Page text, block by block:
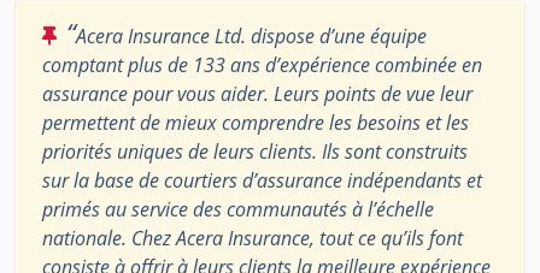
“Acera Insurance Ltd. dispose d’une équipe
comptant plus de 133 ans d’expérience combinée en
assurance pour vous aider. Leurs points de vue leur
permettent de mieux comprendre les besoins et les
priorités uniques de leurs clients. Ils sont construits
sur la base de courtiers d’assurance indépendants et
primés au service des communautés à l’échelle
nationale. Chez Acera Insurance, tout ce qu’ils font
consiste à offrir à leurs clients la meilleure expérience